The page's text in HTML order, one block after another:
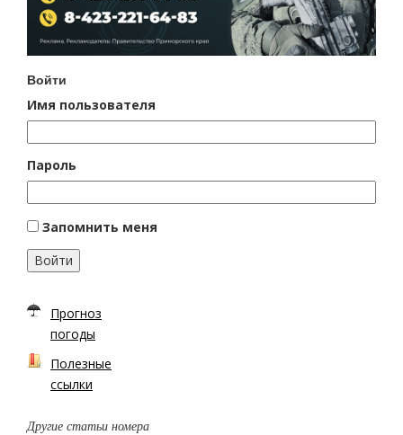
Войти
Имя пользователя
Пароль
Запомнить меня
Войти
Прогноз
погоды
Полезные
ссылки
Другие статьи номера